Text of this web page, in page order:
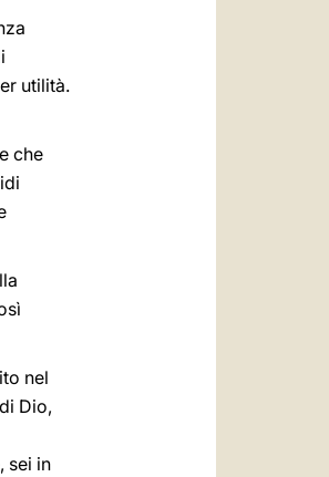
utilità.
che
nel
Dio,
sei in